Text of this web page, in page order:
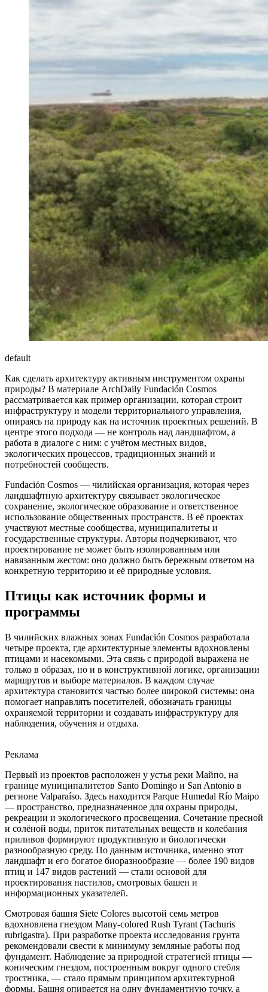
default
Как сделать архитектуру активным инструментом охраны
природы? В материале ArchDaily Fundación Cosmos
рассматривается как пример организации, которая строит
инфраструктуру и модели территориального управления,
опираясь на природу как на источник проектных решений. В
центре этого подхода — не контроль над ландшафтом, а
работа в диалоге с ним: с учётом местных видов,
экологических процессов, традиционных знаний и
потребностей сообществ.
Fundación Cosmos — чилийская организация, которая через
ландшафтную архитектуру связывает экологическое
сохранение, экологическое образование и ответственное
использование общественных пространств. В её проектах
участвуют местные сообщества, муниципалитеты и
государственные структуры. Авторы подчеркивают, что
проектирование не может быть изолированным или
навязанным жестом: оно должно быть бережным ответом на
конкретную территорию и её природные условия.
Птицы как источник формы и
программы
В чилийских влажных зонах Fundación Cosmos разработала
четыре проекта, где архитектурные элементы вдохновлены
птицами и насекомыми. Эта связь с природой выражена не
только в образах, но и в конструктивной логике, организации
маршрутов и выборе материалов. В каждом случае
архитектура становится частью более широкой системы: она
помогает направлять посетителей, обозначать границы
охраняемой территории и создавать инфраструктуру для
наблюдения, обучения и отдыха.
Реклама
Первый из проектов расположен у устья реки Майпо, на
границе муниципалитетов Santo Domingo и San Antonio в
регионе Valparaíso. Здесь находится Parque Humedal Río Maipo
— пространство, предназначенное для охраны природы,
рекреации и экологического просвещения. Сочетание пресной
и солёной воды, приток питательных веществ и колебания
приливов формируют продуктивную и биологически
разнообразную среду. По данным источника, именно этот
ландшафт и его богатое биоразнообразие — более 190 видов
птиц и 147 видов растений — стали основой для
проектирования настилов, смотровых башен и
информационных указателей.
Смотровая башня Siete Colores высотой семь метров
вдохновлена гнездом Many-colored Rush Tyrant (Tachuris
rubrigastra). При разработке проекта исследования грунта
рекомендовали свести к минимуму земляные работы под
фундамент. Наблюдение за природной стратегией птицы —
коническим гнездом, построенным вокруг одного стебля
тростника, — стало прямым принципом архитектурной
формы. Башня опирается на одну фундаментную точку, а